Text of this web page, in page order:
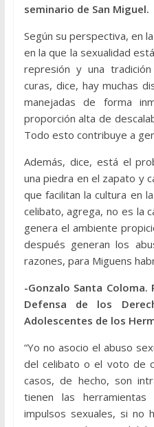
seminario de San Miguel.
Según su perspectiva, en
en la que la sexualidad
represión y una
curas, dice, hay muchas
manejadas de forma
proporción alta de
Todo esto contribuye a
Además, dice, está el
una piedra en el zapato y
que facilitan la cultura en
celibato, agrega, no es la
genera el ambiente
después generan los
razones, para Miguens
-Gonzalo Santa
Defensa de los
Adolescentes de los
“Yo no asocio el abuso
del celibato o el voto de
casos, de hecho, son
tienen las
impulsos sexuales, si no